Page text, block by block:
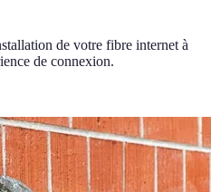
de votre fibre internet à
de connexion.